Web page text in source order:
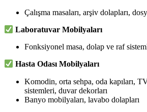
Çalışma masaları, arşiv dolapları,
Laboratuvar Mobilyaları
Fonksiyonel masa, dolap ve raf
Hasta Odası Mobilyaları
Komodin, orta sehpa, oda kapıları,
sistemleri, duvar dekorları
Banyo mobilyaları, lavabo dolapları